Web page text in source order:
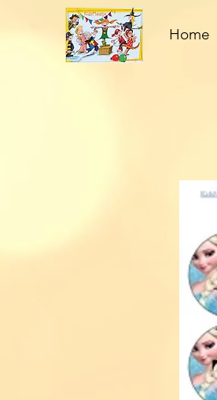
Home